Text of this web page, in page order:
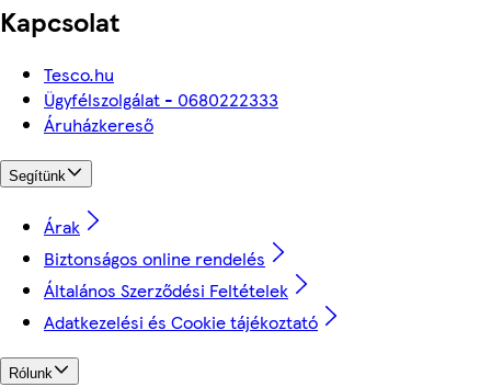
Kapcsolat
Tesco.hu
Ügyfélszolgálat - 0680222333
Áruházkereső
Segítünk
Árak
Biztonságos online rendelés
Általános Szerződési Feltételek
Adatkezelési és Cookie tájékoztató
Rólunk